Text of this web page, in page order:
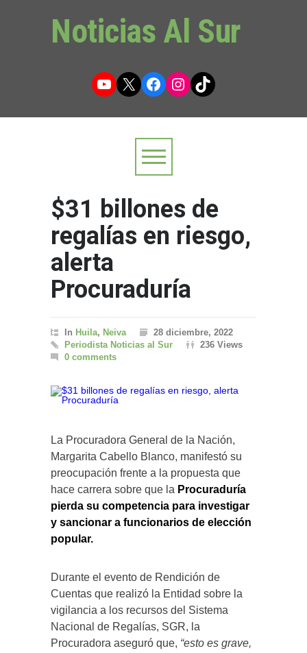
Noticias Al Sur
YouTube
X Facebook
Instagram
TikTok
$31 billones de
regalías en riesgo,
alerta
Procuraduría
In Huila, Neiva
28 diciembre, 2022
Periodista Noticias al Sur
236 Views
0 comments
La Procuradora General de la Nación,
Margarita Cabello Blanco, manifestó su
preocupación frente a la propuesta que
hace carrera sobre que la Procuraduría
pierda su competencia para investigar
y sancionar a funcionarios de elección
popular.
Durante el evento de Rendición de
Cuentas que realizó la Entidad sobre la
vigilancia a los recursos del Sistema
Nacional de Regalías, SGR, la
Procuradora aseguró que, “esto es grave,